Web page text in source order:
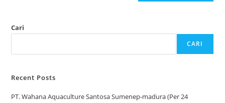
Cari
CARI
Recent Posts
PT. Wahana Aquaculture Santosa Sumenep-madura (Per 24